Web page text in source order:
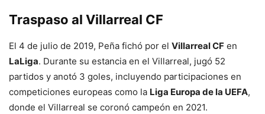
Traspaso al Villarreal CF
El 4 de julio de 2019, Peña fichó por el Villarreal CF en
LaLiga. Durante su estancia en el Villarreal, jugó 52
partidos y anotó 3 goles, incluyendo participaciones en
competiciones europeas como la Liga Europa de la UEFA,
donde el Villarreal se coronó campeón en 2021.